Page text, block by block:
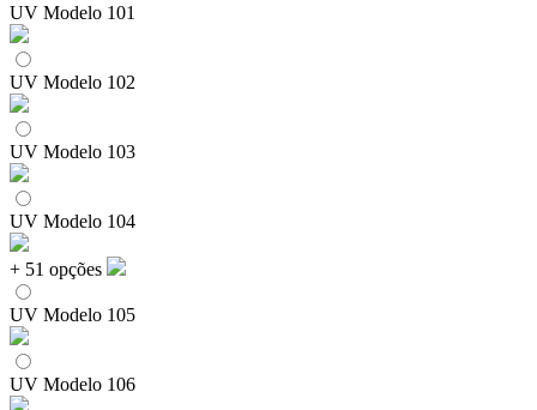
UV Modelo 101
UV Modelo 102
UV Modelo 103
UV Modelo 104
+ 51 opções
UV Modelo 105
UV Modelo 106